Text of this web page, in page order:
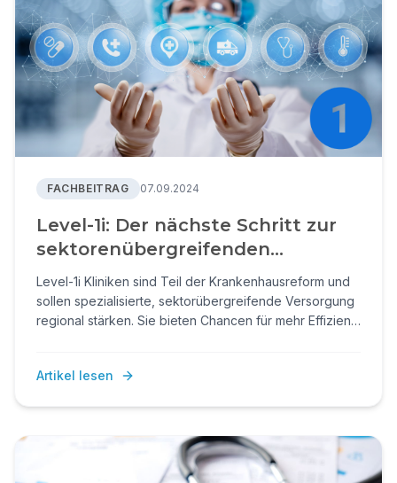
FACHBEITRAG 07.09.2024
Level-1i: Der nächste Schritt zur
sektorenübergreifenden
Versorgungseinrichtung
Level-1i Kliniken sind Teil der Krankenhausreform und
sollen spezialisierte, sektorübergreifende Versorgung
regional stärken. Sie bieten Chancen für mehr Effizienz
Artikel lesen